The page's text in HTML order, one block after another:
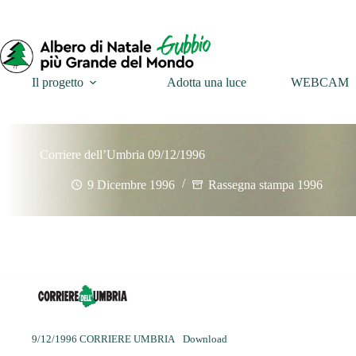
Il progetto Adotta una luce WEBCAM
Corriere dell’Umbria 09/12/1996
9 Dicembre 1996 Rassegna stampa 1996
9/12/1996 CORRIERE UMBRIA Download